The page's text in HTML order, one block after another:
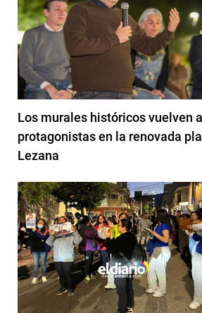
Los murales históricos vuelven
protagonistas en la renovada
Lezana